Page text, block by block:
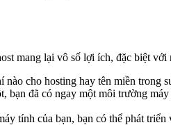
mang lại vô số lợi ích, đặc biệt
cho hosting hay tên miền trong
bạn đã có ngay một môi trường
tính của bạn, bạn có thể phát